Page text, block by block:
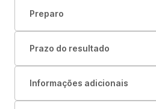
Preparo
Prazo do resultado
Informações adicionais